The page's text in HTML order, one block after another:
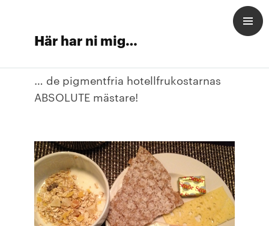
Här har ni mig…
… de pigmentfria hotellfrukostarnas
ABSOLUTE mästare!